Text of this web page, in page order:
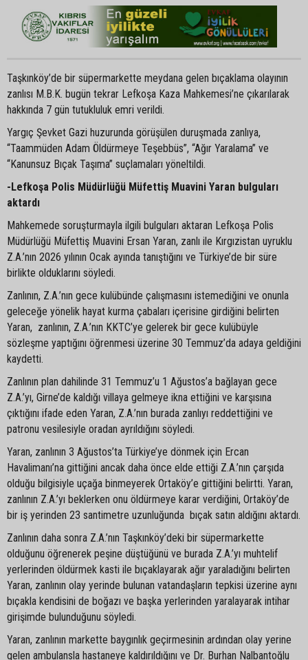
Taşkınköy’de bir süpermarkette meydana gelen bıçaklama olayının
zanlısı M.B.K. bugün tekrar Lefkoşa Kaza Mahkemesi’ne çıkarılarak
hakkında 7 gün tutukluluk emri verildi.
Yargıç Şevket Gazi huzurunda görüşülen duruşmada zanlıya,
“Taammüden Adam Öldürmeye Teşebbüs”, “Ağır Yaralama” ve
“Kanunsuz Bıçak Taşıma” suçlamaları yöneltildi.
-Lefkoşa Polis Müdürlüğü Müfettiş Muavini Yaran bulguları
aktardı
Mahkemede soruşturmayla ilgili bulguları aktaran Lefkoşa Polis
Müdürlüğü Müfettiş Muavini Ersan Yaran, zanlı ile Kırgızistan uyruklu
Z.A.’nın 2026 yılının Ocak ayında tanıştığını ve Türkiye’de bir süre
birlikte olduklarını söyledi.
Zanlının, Z.A.’nın gece kulübünde çalışmasını istemediğini ve onunla
geleceğe yönelik hayat kurma çabaları içerisine girdiğini belirten
Yaran, zanlının, Z.A.’nın KKTC’ye gelerek bir gece kulübüyle
sözleşme yaptığını öğrenmesi üzerine 30 Temmuz’da adaya geldiğini
kaydetti.
Zanlının plan dahilinde 31 Temmuz’u 1 Ağustos’a bağlayan gece
Z.A.’yı, Girne’de kaldığı villaya gelmeye ikna ettiğini ve karşısına
çıktığını ifade eden Yaran, Z.A.’nın burada zanlıyı reddettiğini ve
patronu vesilesiyle oradan ayrıldığını söyledi.
Yaran, zanlının 3 Ağustos’ta Türkiye’ye dönmek için Ercan
Havalimanı’na gittiğini ancak daha önce elde ettiği Z.A.’nın çarşıda
olduğu bilgisiyle uçağa binmeyerek Ortaköy’e gittiğini belirtti. Yaran,
zanlının Z.A.’yı beklerken onu öldürmeye karar verdiğini, Ortaköy’de
bir iş yerinden 23 santimetre uzunluğunda bıçak satın aldığını aktardı.
Zanlının daha sonra Z.A.’nın Taşkınköy’deki bir süpermarkette
olduğunu öğrenerek peşine düştüğünü ve burada Z.A.’yı muhtelif
yerlerinden öldürmek kasti ile bıçaklayarak ağır yaraladığını belirten
Yaran, zanlının olay yerinde bulunan vatandaşların tepkisi üzerine aynı
bıçakla kendisini de boğazı ve başka yerlerinden yaralayarak intihar
girişimde bulunduğunu söyledi.
Yaran, zanlının markette baygınlık geçirmesinin ardından olay yerine
gelen ambulansla hastaneye kaldırıldığını ve Dr. Burhan Nalbantoğlu